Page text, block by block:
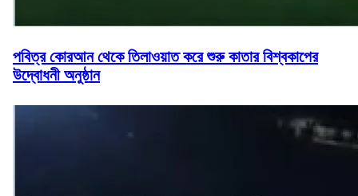
পবিত্র কোরআন থেকে তিলাওয়াত করে শুরু কাতার বিশ্বকাপের
উদ্বোধনী অনুষ্ঠান